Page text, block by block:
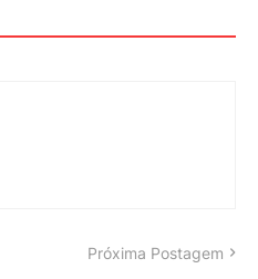
Próxima Postagem